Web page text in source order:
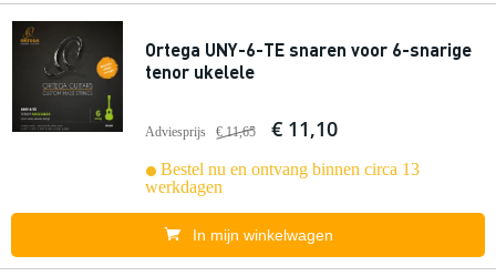
Ortega UNY-6-TE snaren voor 6-snarige
tenor ukelele
Adviesprijs € 11,65 € 11,10
Bestel nu en ontvang binnen circa 13
werkdagen
In mijn winkelwagen